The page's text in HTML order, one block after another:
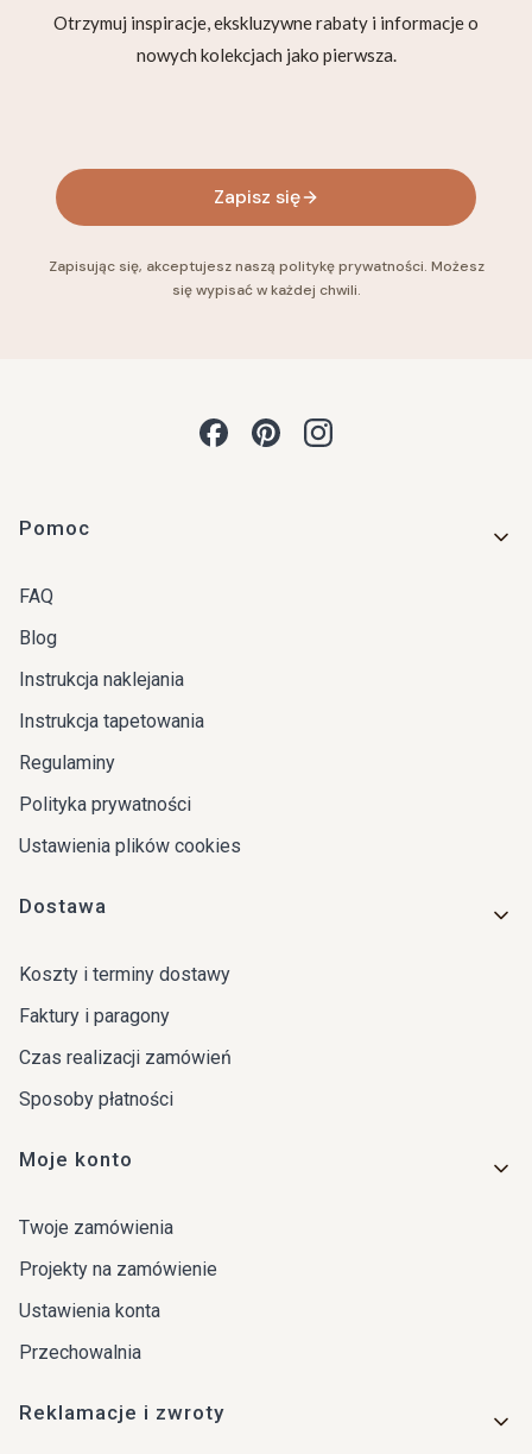
Otrzymuj inspiracje, ekskluzywne rabaty i informacje o
nowych kolekcjach jako pierwsza.
Zapisz się
Zapisując się, akceptujesz naszą politykę prywatności. Możesz
się wypisać w każdej chwili.
Linki w stopce
Pomoc
FAQ
Blog
Instrukcja naklejania
Instrukcja tapetowania
Regulaminy
Polityka prywatności
Ustawienia plików cookies
Dostawa
Koszty i terminy dostawy
Faktury i paragony
Czas realizacji zamówień
Sposoby płatności
Moje konto
Twoje zamówienia
Projekty na zamówienie
Ustawienia konta
Przechowalnia
Reklamacje i zwroty